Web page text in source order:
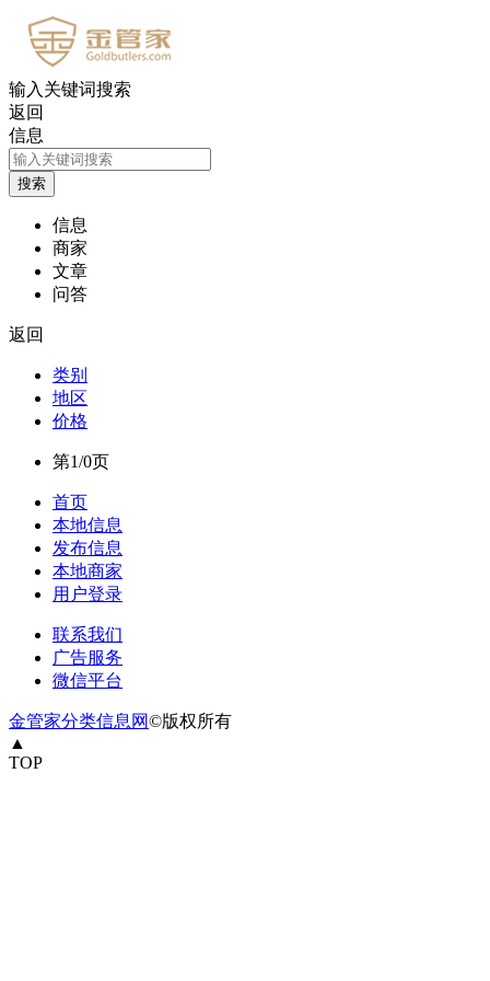
输入关键词搜索
返回
信息
信息
商家
文章
问答
返回
类别
地区
价格
第1/0页
首页
本地信息
发布信息
本地商家
用户登录
联系我们
广告服务
微信平台
金管家分类信息网©版权所有
▲
TOP